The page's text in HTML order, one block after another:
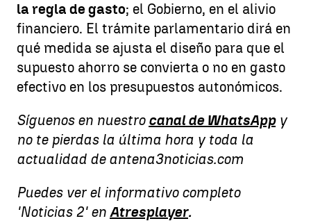
la regla de gasto; el Gobierno, en el alivio
financiero. El trámite parlamentario dirá en
qué medida se ajusta el diseño para que el
supuesto ahorro se convierta o no en gasto
efectivo en los presupuestos autonómicos.
Síguenos en nuestro canal de WhatsAppy
no te pierdas la última hora y toda la
actualidad de antena3noticias.com
Puedes ver el informativo completo
'Noticias 2' en Atresplayer.